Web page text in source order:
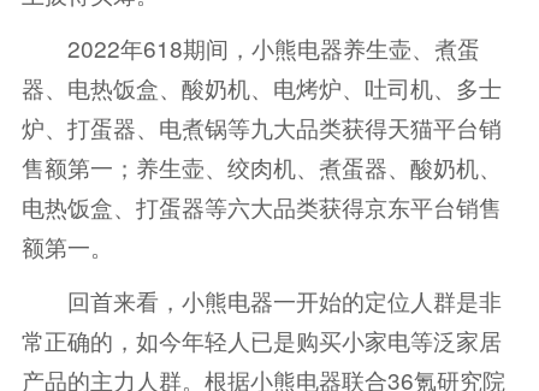
2022年618期间，小熊电器养生壶、煮蛋
器、电热饭盒、酸奶机、电烤炉、吐司机、多士
炉、打蛋器、电煮锅等九大品类获得天猫平台销
售额第一；养生壶、绞肉机、煮蛋器、酸奶机、
电热饭盒、打蛋器等六大品类获得京东平台销售
额第一。
回首来看，小熊电器一开始的定位人群是非
常正确的，如今年轻人已是购买小家电等泛家居
产品的主力人群。根据小熊电器联合36氪研究院